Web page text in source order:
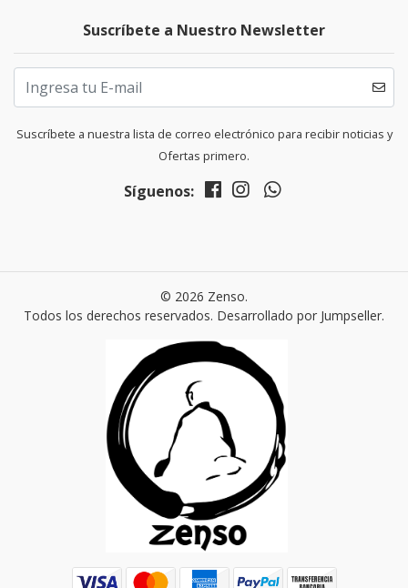
Suscríbete a Nuestro Newsletter
Suscríbete a nuestra lista de correo electrónico para recibir noticias y
Ofertas primero.
Síguenos:
© 2026 Zenso.
Todos los derechos reservados. Desarrollado por Jumpseller.